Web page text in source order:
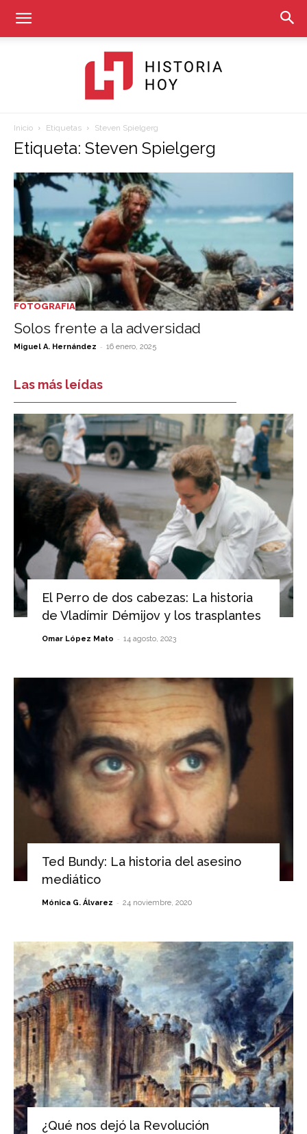
Historia
Hoy
Inicio Etiquetas Steven Spielgerg
Etiqueta: Steven Spielgerg
FOTOGRAFIA
Solos frente a la adversidad
Miguel A. Hernández - 16 enero, 2025
Las más leídas
El Perro de dos cabezas: La historia
de Vladímir Démijov y los trasplantes
Omar López Mato - 14 agosto, 2023
Ted Bundy: La historia del asesino
mediático
Mónica G. Álvarez - 24 noviembre, 2020
¿Qué nos dejó la Revolución